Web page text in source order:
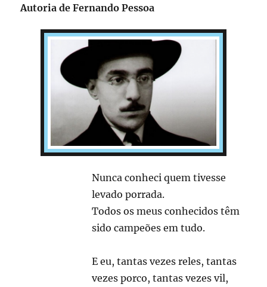
Autoria de Fernando Pessoa
Nunca conheci quem tivesse
levado porrada.
Todos os meus conhecidos têm
sido campeões em tudo.
E eu, tantas vezes reles, tantas
vezes porco, tantas vezes vil,